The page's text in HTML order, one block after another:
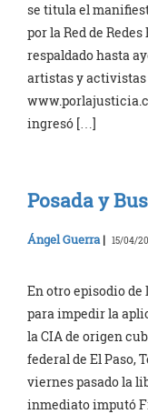
se titula el
por la Red de
respaldado hasta
artistas y activistas
ingresó […]
Posada y
Ángel Guerra | 15/04/
En otro episodio
para impedir la
la CIA de origen
federal de El Paso,
viernes pasado la
inmediato imputó